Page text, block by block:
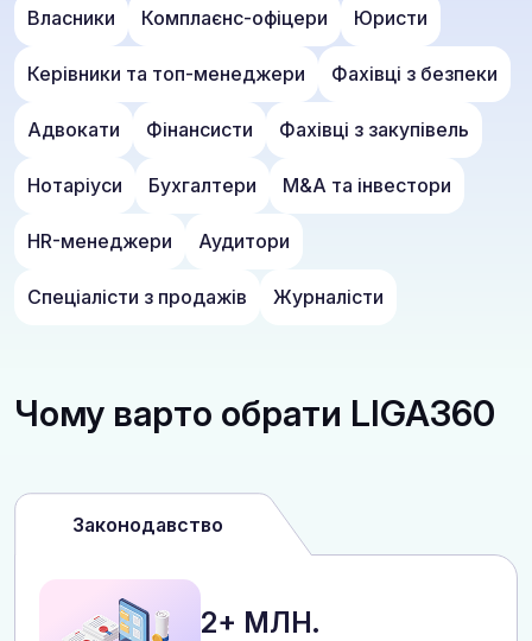
Власники Комплаєнс-офіцери Юристи
Керівники та топ-менеджери Фахівці з безпеки
Адвокати Фінансисти Фахівці з закупівель
Нотаріуси Бухгалтери M&A та інвестори
HR-менеджери Аудитори
Спеціалісти з продажів Журналісти
Чому варто обрати LIGA360
Законодавство
2+ МЛН.